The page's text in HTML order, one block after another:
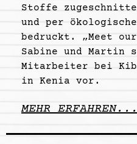
Stoffe
und per
bedruckt. „Meet
Sabine und Martin
Mitarbeiter bei
in Kenia vor.
MEHR